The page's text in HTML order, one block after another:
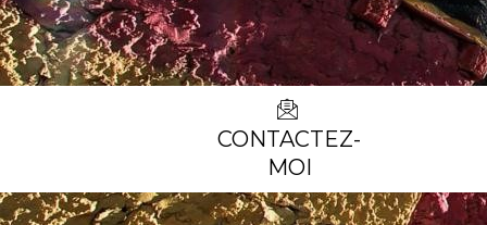
CONTACTEZ-
MOI